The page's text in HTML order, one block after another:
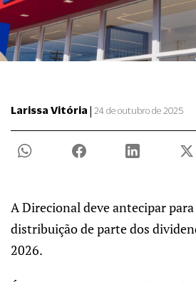
Larissa Vitória | 24 de outubro de 2025
A Direcional deve antecipar
distribuição de parte dos
2026.